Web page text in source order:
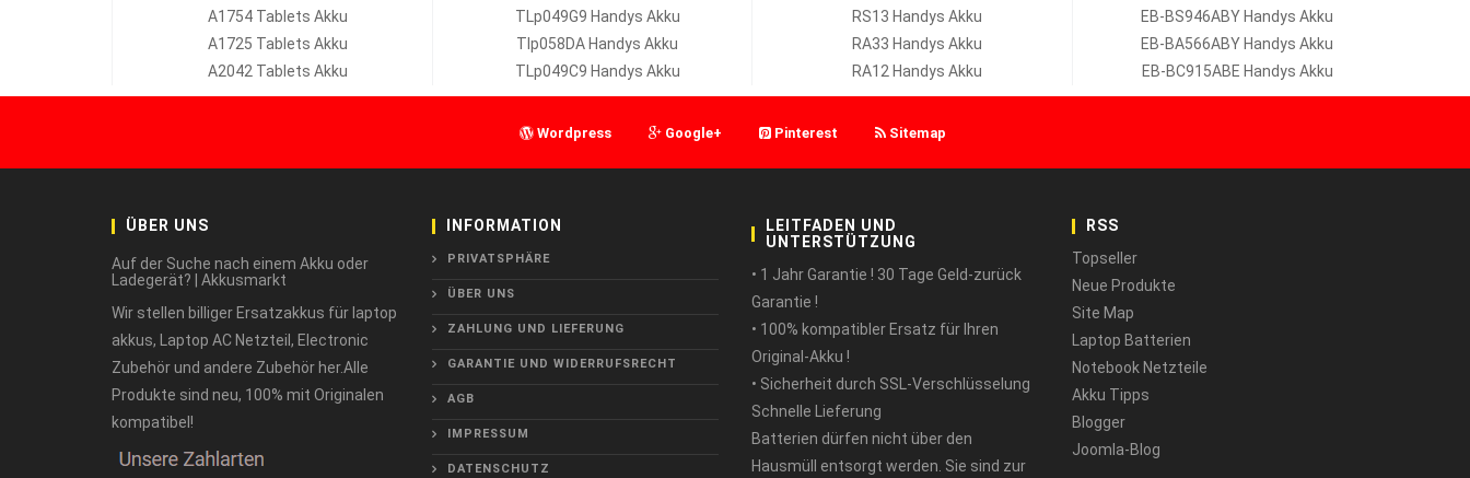
A1754 Tablets Akku
A1725 Tablets Akku
A2042 Tablets Akku
TLp049G9 Handys Akku
Tlp058DA Handys Akku
TLp049C9 Handys Akku
RS13 Handys Akku
RA33 Handys Akku
RA12 Handys Akku
EB-BS946ABY Handys Akku
EB-BA566ABY Handys Akku
EB-BC915ABE Handys Akku
Wordpress Google+ Pinterest Sitemap
ÜBER UNS
Auf der Suche nach einem Akku oder
Ladegerät? | Akkusmarkt
Wir stellen billiger Ersatzakkus für laptop
akkus, Laptop AC Netzteil, Electronic
Zubehör und andere Zubehör her.Alle
Produkte sind neu, 100% mit Originalen
kompatibel!
INFORMATION
PRIVATSPHÄRE
ÜBER UNS
ZAHLUNG UND LIEFERUNG
GARANTIE UND WIDERRUFSRECHT
AGB
IMPRESSUM
DATENSCHUTZ
LEITFADEN UND
UNTERSTÜTZUNG
• 1 Jahr Garantie ! 30 Tage Geld-zurück
Garantie !
• 100% kompatibler Ersatz für Ihren
Original-Akku !
• Sicherheit durch SSL-Verschlüsselung
Schnelle Lieferung
Batterien dürfen nicht über den
Hausmüll entsorgt werden. Sie sind zur
RSS
Topseller
Neue Produkte
Site Map
Laptop Batterien
Notebook Netzteile
Akku Tipps
Blogger
Joomla-Blog